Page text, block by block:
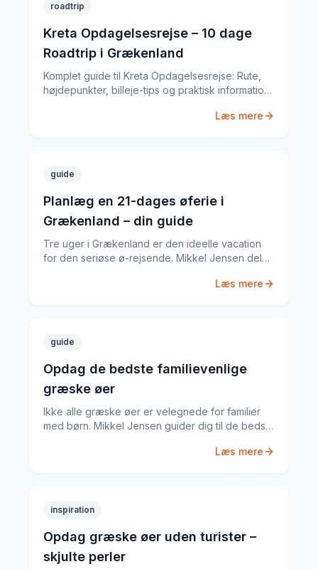
roadtrip
Kreta Opdagelsesrejse – 10 dage
Roadtrip i Grækenland
Komplet guide til Kreta Opdagelsesrejse: Rute,
højdepunkter, billeje-tips og praktisk information
Læs mere
guide
Planlæg en 21-dages øferie i
Grækenland – din guide
Tre uger i Grækenland er den ideelle vacation
for den seriøse ø-rejsende. Mikkel Jensen deler
Læs mere
guide
Opdag de bedste familievenlige
græske øer
Ikke alle græske øer er velegnede for familier
med børn. Mikkel Jensen guider dig til de bedste
Læs mere
inspiration
Opdag græske øer uden turister –
skjulte perler